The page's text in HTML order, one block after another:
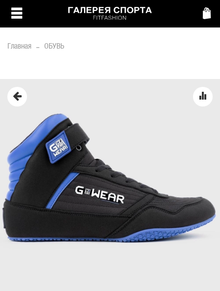
Главная ОБУВЬ